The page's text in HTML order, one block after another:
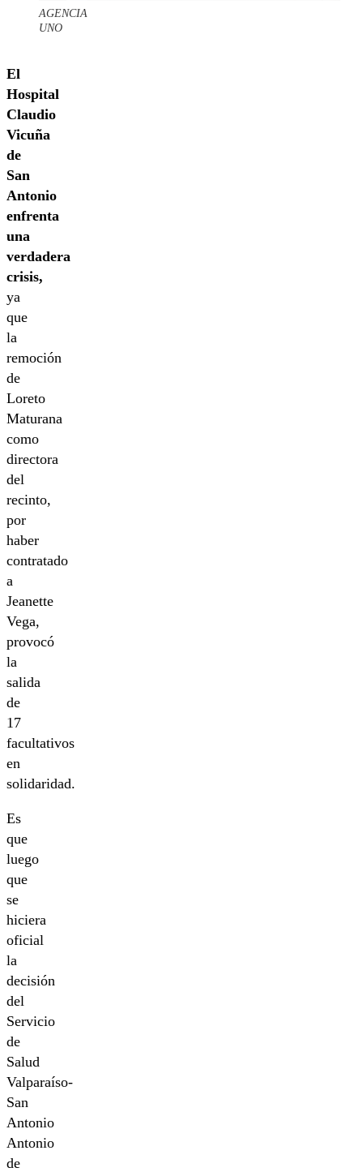
AGENCIA
UNO
El
Hospital
Claudio
Vicuña
de
San
Antonio
enfrenta
una
verdadera
crisis,
ya
que
la
remoción
de
Loreto
Maturana
como
directora
del
recinto,
por
haber
contratado
a
Jeanette
Vega,
provocó
la
salida
de
17
facultativos
en
solidaridad.
Es
que
luego
que
se
hiciera
oficial
la
decisión
del
Servicio
de
Salud
Valparaíso-
San
Antonio
Antonio
de